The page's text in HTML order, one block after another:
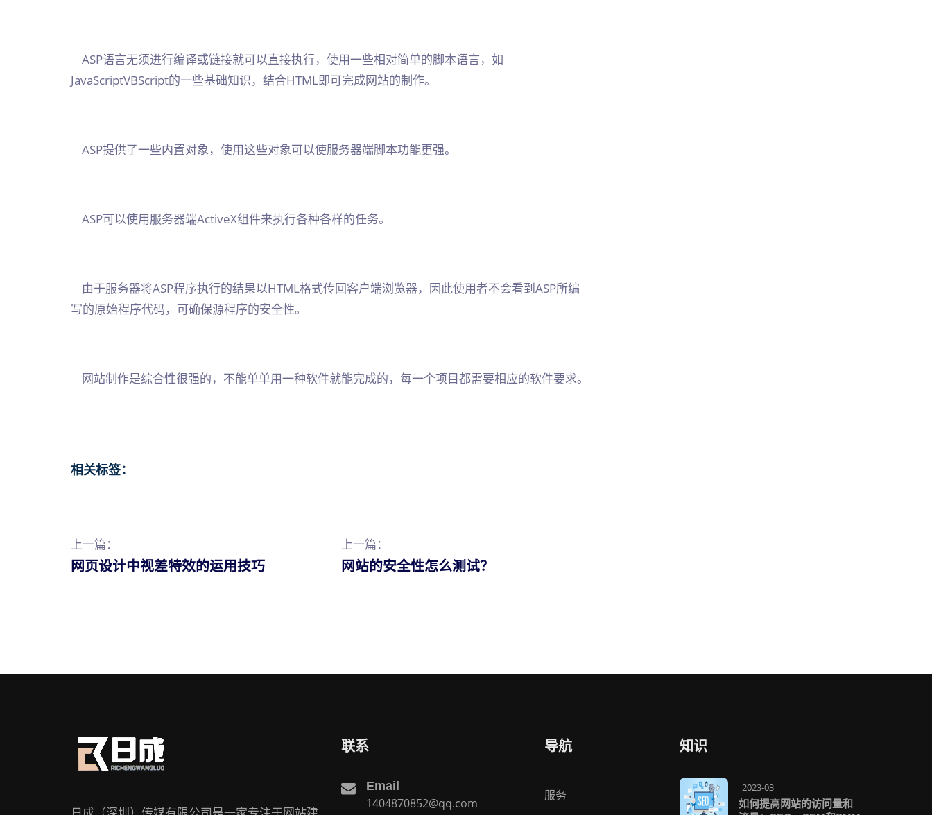
ASP语言无须进行编译或链接就可以直接执行，使用一些相对简单的脚本语言，如
JavaScriptVBScript的一些基础知识，结合HTML即可完成网站的制作。
ASP提供了一些内置对象，使用这些对象可以使服务器端脚本功能更强。
ASP可以使用服务器端ActiveX组件来执行各种各样的任务。
由于服务器将ASP程序执行的结果以HTML格式传回客户端浏览器，因此使用者不会看到ASP所编
写的原始程序代码，可确保源程序的安全性。
网站制作是综合性很强的，不能单单用一种软件就能完成的，每一个项目都需要相应的软件要求。
相关标签：
上一篇：
网页设计中视差特效的运用技巧
上一篇：
网站的安全性怎么测试？
联系
Email
1404870852@qq.com
导航
服务
知识
2023-03
如何提高网站的访问量和